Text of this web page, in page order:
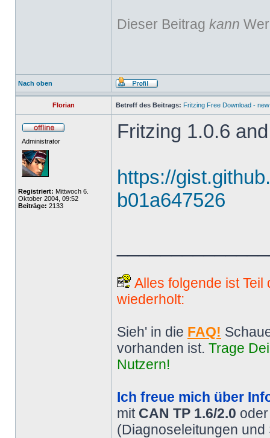
Dieser Beitrag kann
Nach oben
Florian Betreff des Beitrags: Fritzing Free Download -
Administrator
Registriert: Mittwoch 6.
Oktober 2004, 09:52
Beiträge: 2133
Fritzing 1.0.6
https://
b01a647526
Alles folgende ist
wiederholt:
Sieh' in die FAQ!
vorhanden ist. Trage
Nutzern!
Ich freue mich über
mit CAN TP 1.6/2.0
(Diagnoseleitungen